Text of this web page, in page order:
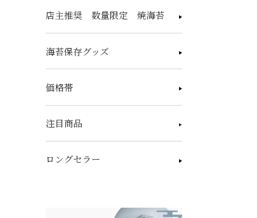
店主推奨 数量限定 焼海苔
海苔保存グッズ
価格帯
注目商品
ロングセラー